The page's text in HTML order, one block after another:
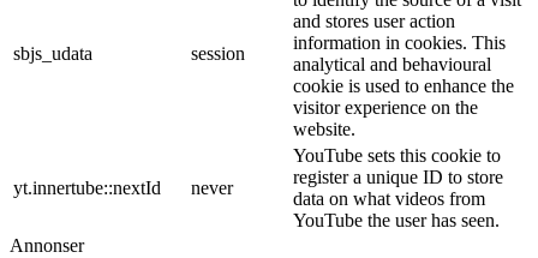
sbjs_udata session
and stores user action
information in cookies. This
analytical and behavioural
cookie is used to enhance the
visitor experience on the
website.
yt.innertube::nextId never
YouTube sets this cookie to
register a unique ID to store
data on what videos from
YouTube the user has seen.
Annonser